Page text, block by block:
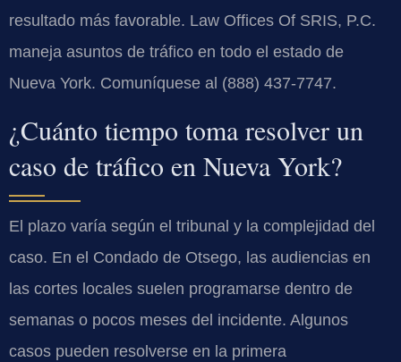
resultado más favorable. Law Offices Of SRIS, P.C.
maneja asuntos de tráfico en todo el estado de
Nueva York. Comuníquese al (888) 437-7747.
¿Cuánto tiempo toma resolver un
caso de tráfico en Nueva York?
El plazo varía según el tribunal y la complejidad del
caso. En el Condado de Otsego, las audiencias en
las cortes locales suelen programarse dentro de
semanas o pocos meses del incidente. Algunos
casos pueden resolverse en la primera